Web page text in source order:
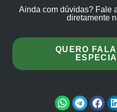
Ainda com dúvidas? Fale
diretamente
QUERO